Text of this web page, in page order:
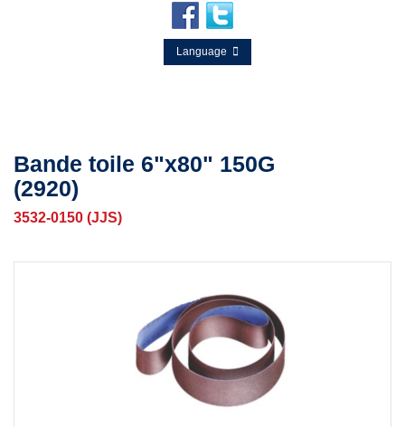
Language
Bande toile 6"x80" 150G
(2920)
3532-0150 (JJS)